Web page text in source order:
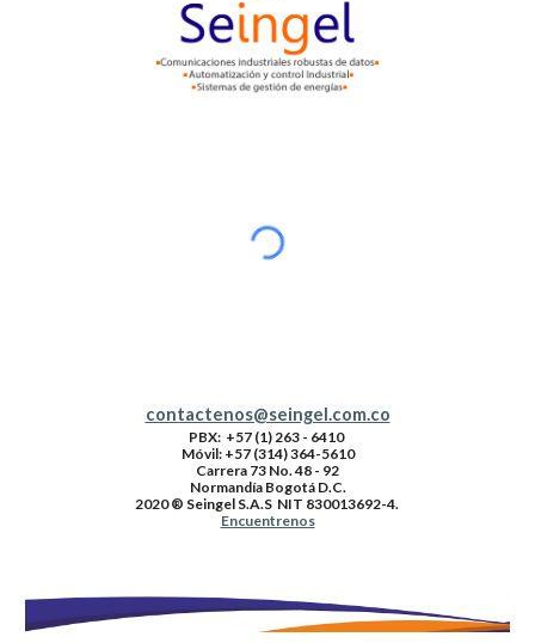
contactenos@seingel.com.co
PBX: +57 (1) 263 - 6410
Móvil: +57 (314) 364-5610
Carrera 73 No. 48 - 92
Normandía Bogotá D.C.
2020 ® Seingel S.A.S NIT 830013692-4.
Encuentrenos